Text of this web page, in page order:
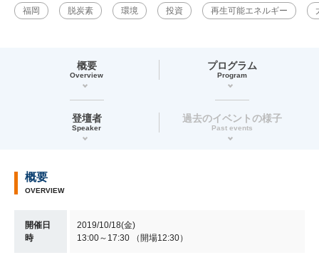
福岡 脱炭素 環境 投資 再生可能エネルギー
概要
Overview
プログラム
Program
登壇者
Speaker
過去のイベントの様子
Past events
概要
OVERVIEW
開催日
時
2019/10/18(金)
13:00～17:30 （開場12:30）